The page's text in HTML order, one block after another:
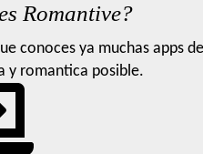
Romantive?
conoces ya muchas apps
y romantica posible.